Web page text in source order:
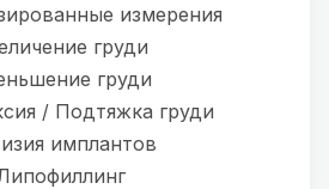
измерения
груди
груди
/ Подтяжка груди
имплантов